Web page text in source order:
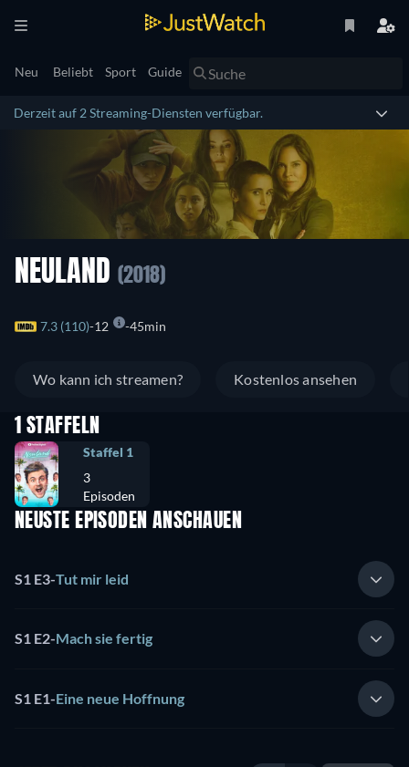
Neu Beliebt Sport Guide
Derzeit auf 2 Streaming-Diensten verfügbar.
NEULAND (2018)
7.3 (110) 12 45min
Wo kann ich streamen? Kostenlos ansehen
1 STAFFELN
Staffel 1
3
Episoden
NEUSTE EPISODEN ANSCHAUEN
S1 E3-Tut mir leid
S1 E2-Mach sie fertig
S1 E1-Eine neue Hoffnung